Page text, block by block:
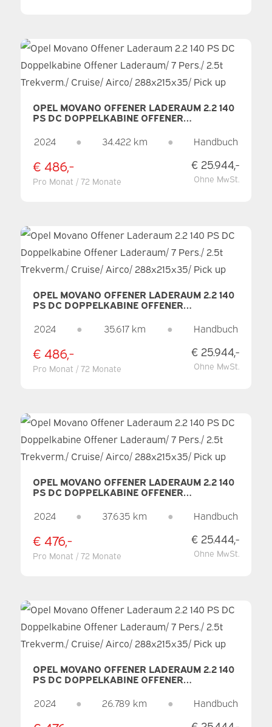
OPEL MOVANO OFFENER LADERAUM 2.2 140
PS DC DOPPELKABINE OFFENER
CRUISE/ AIRCO/ 288X215X35/ PICK UP
2024 ● 34.422 km ● Handbuch
€ 486,-
Pro Monat / 72 Monate
€ 25.944,-
Ohne MwSt.
OPEL MOVANO OFFENER LADERAUM 2.2 140
PS DC DOPPELKABINE OFFENER
CRUISE/ AIRCO/ 288X215X35/ PICK UP
2024 ● 35.617 km ● Handbuch
€ 486,-
Pro Monat / 72 Monate
€ 25.944,-
Ohne MwSt.
OPEL MOVANO OFFENER LADERAUM 2.2 140
PS DC DOPPELKABINE OFFENER
CRUISE/ AIRCO/ 288X215X35/ PICK UP
2024 ● 37.635 km ● Handbuch
€ 476,-
Pro Monat / 72 Monate
€ 25.444,-
Ohne MwSt.
OPEL MOVANO OFFENER LADERAUM 2.2 140
PS DC DOPPELKABINE OFFENER
CRUISE/ AIRCO/ 288X215X35/ PICK UP
2024 ● 26.789 km ● Handbuch